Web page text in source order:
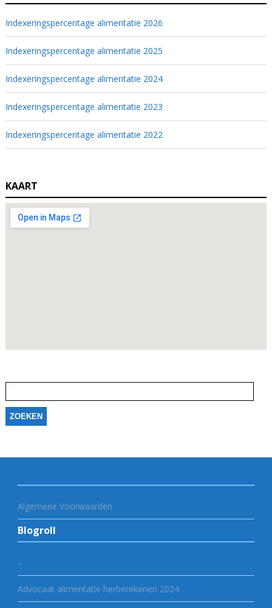
Indexeringspercentage alimentatie 2026
Indexeringspercentage alimentatie 2025
Indexeringspercentage alimentatie 2024
Indexeringspercentage alimentatie 2023
Indexeringspercentage alimentatie 2022
KAART
naar:
Algemene Voorwaarden
Blogroll
–
Advocaat alimentatie herberekenen 2024